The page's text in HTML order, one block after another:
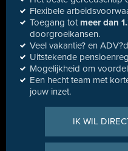
Flexibele
Toegang tot meer dan
doorgroeikansen.
Veel vakantie? en
Uitstekende
Mogelijkheid om
Een hecht team met
jouw inzet.
IK WIL